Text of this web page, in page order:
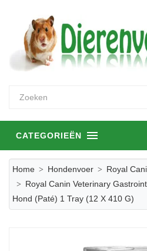
CATEGORIEËN
Home Hondenvoer
Royal
Royal Canin Veterinary
Hond (paté) 1 Tray (12 X 410 G)